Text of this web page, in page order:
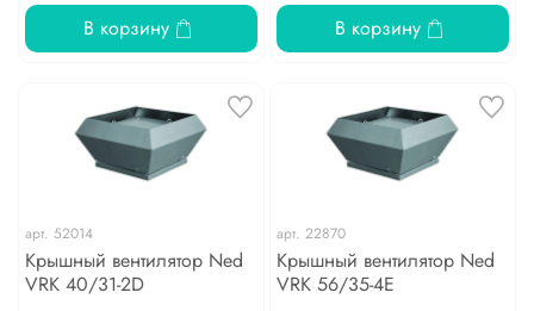
В корзину В корзину
арт. 52014
Крышный вентилятор Ned
VRK 40/31-2D
арт. 22870
Крышный вентилятор Ned
VRK 56/35-4E